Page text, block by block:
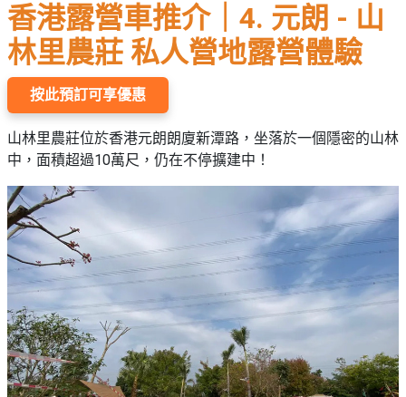
香港露營車推介｜4. 元朗 - 山
林里農莊 私人營地露營體驗
按此預訂可享優惠
山林里農莊位於香港元朗朗廈新潭路，坐落於一個隱密的山林
中，面積超過10萬尺，仍在不停擴建中！